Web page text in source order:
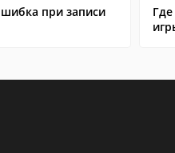
при записи